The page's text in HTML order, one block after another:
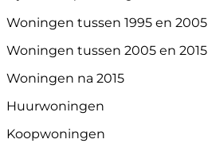
Woningen tussen 1995 en 2005
Woningen tussen 2005 en 2015
Woningen na 2015
Huurwoningen
Koopwoningen